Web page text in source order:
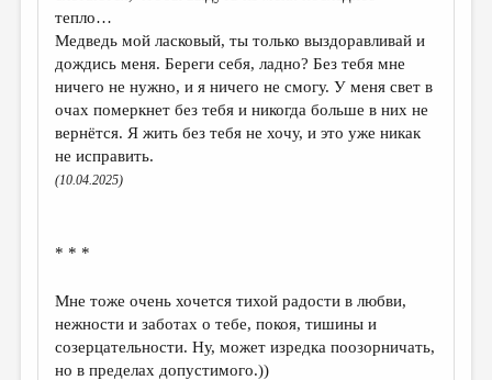
тепло…
Медведь мой ласковый, ты только выздоравливай и
дождись меня. Береги себя, ладно? Без тебя мне
ничего не нужно, и я ничего не смогу. У меня свет в
очах померкнет без тебя и никогда больше в них не
вернётся. Я жить без тебя не хочу, и это уже никак
не исправить.
(10.04.2025)
* * *
Мне тоже очень хочется тихой радости в любви,
нежности и заботах о тебе, покоя, тишины и
созерцательности. Ну, может изредка поозорничать,
но в пределах допустимого.))